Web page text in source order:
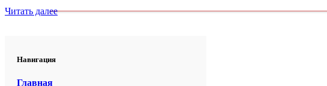
Читать далее
Навигация
Главная